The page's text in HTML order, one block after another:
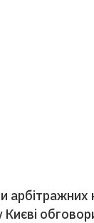
Києві